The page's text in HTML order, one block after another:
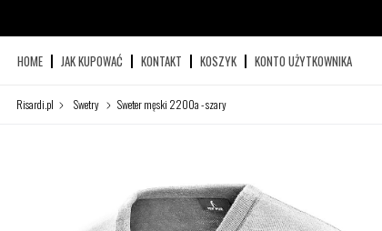
HOME JAK KUPOWAĆ KONTAKT KOSZYK KONTO UŻYTKOWNIKA
Risardi.pl Swetry Sweter męski 2200a - szary